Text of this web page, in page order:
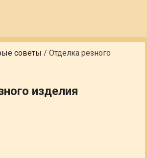
советы /Отделка резного
изделия